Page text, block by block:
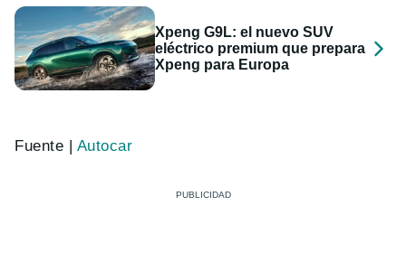
Xpeng G9L: el nuevo SUV
eléctrico premium que prepara
Xpeng para Europa
Fuente | Autocar